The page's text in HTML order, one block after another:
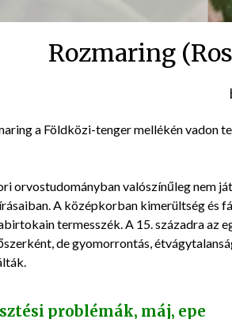
Rozmaring
a Földközi-tenger mellékén vadon
orvostudományban valószínűleg nem
A középkorban kimerültség és
termesszék. A 15. századra az
de gyomorrontás,
problémák, máj, epe